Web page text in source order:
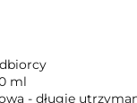
ml
- długie